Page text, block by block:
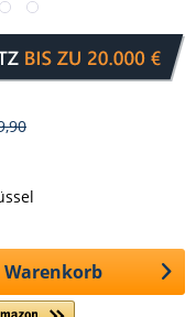
Warenkorb